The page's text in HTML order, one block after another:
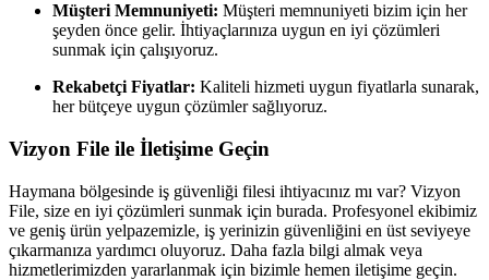
Müşteri Memnuniyeti: Müşteri memnuniyeti bizim için her
şeyden önce gelir. İhtiyaçlarınıza uygun en iyi çözümleri
sunmak için çalışıyoruz.
Rekabetçi Fiyatlar: Kaliteli hizmeti uygun fiyatlarla sunarak,
her bütçeye uygun çözümler sağlıyoruz.
Vizyon File ile İletişime Geçin
Haymana bölgesinde iş güvenliği filesi ihtiyacınız mı var? Vizyon
File, size en iyi çözümleri sunmak için burada. Profesyonel ekibimiz
ve geniş ürün yelpazemizle, iş yerinizin güvenliğini en üst seviyeye
çıkarmanıza yardımcı oluyoruz. Daha fazla bilgi almak veya
hizmetlerimizden yararlanmak için bizimle hemen iletişime geçin.